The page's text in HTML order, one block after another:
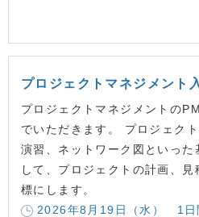
プロジェクトマネジメント
プロジェクトマネジメントの
でいただきます。 プロジェク
演習、ネットワーク図といった
して、プロジェクトの計画、
標にします。
2026年8月19日（水） 1日